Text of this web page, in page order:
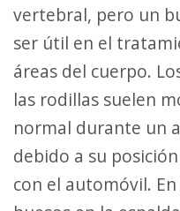
vertebral, pero un
ser útil en el
áreas del cuerpo.
las rodillas suelen
normal durante un
debido a su
con el automóvil.